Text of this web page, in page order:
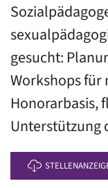
gesucht:
Workshops
Honorarbasis,
Unterstützung